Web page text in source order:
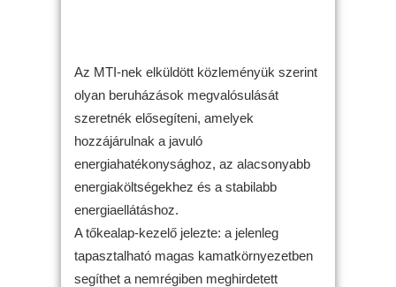
Az MTI-nek elküldött közleményük szerint
olyan beruházások megvalósulását
szeretnék elősegíteni, amelyek
hozzájárulnak a javuló
energiahatékonysághoz, az alacsonyabb
energiaköltségekhez és a stabilabb
energiaellátáshoz.
A tőkealap-kezelő jelezte: a jelenleg
tapasztalható magas kamatkörnyezetben
segíthet a nemrégiben meghirdetett